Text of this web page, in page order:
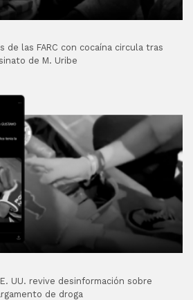
de las FARC con cocaína circula tras
de M. Uribe
UU. revive desinformación sobre
de droga